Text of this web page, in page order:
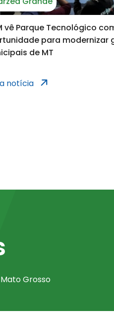
vê Parque Tecnológico
para modernizar
de MT
notícia notícias
municípios
Grosso